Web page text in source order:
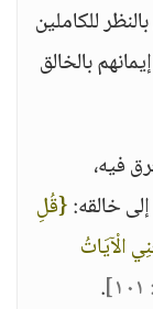
للكاملين
بالخالق
فيه،
خالقه:{قُلِ
الْآيَاتُ
.